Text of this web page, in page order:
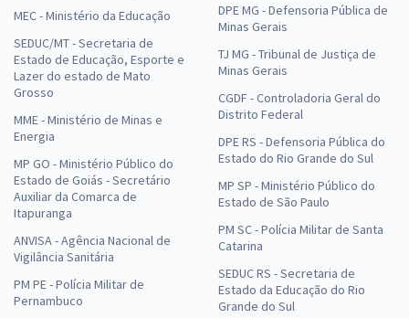
MEC - Ministério da Educação
SEDUC/MT - Secretaria de
Estado de Educação, Esporte e
Lazer do estado de Mato
Grosso
MME - Ministério de Minas e
Energia
MP GO - Ministério Público do
Estado de Goiás - Secretário
Auxiliar da Comarca de
Itapuranga
ANVISA - Agência Nacional de
Vigilância Sanitária
PM PE - Polícia Militar de
Pernambuco
DPE MG - Defensoria Pública de
Minas Gerais
TJ MG - Tribunal de Justiça de
Minas Gerais
CGDF - Controladoria Geral do
Distrito Federal
DPE RS - Defensoria Pública do
Estado do Rio Grande do Sul
MP SP - Ministério Público do
Estado de São Paulo
PM SC - Polícia Militar de Santa
Catarina
SEDUC RS - Secretaria de
Estado da Educação do Rio
Grande do Sul